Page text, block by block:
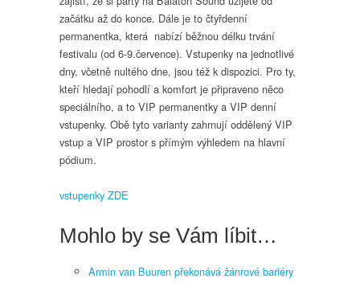
začátku až do konce. Dále je to čtyřdenní
permanentka, která nabízí běžnou délku trvání
festivalu (od 6-9.července). Vstupenky na jednotlivé
dny, včetně nultého dne, jsou též k dispozici. Pro ty,
kteří hledají pohodlí a komfort je připraveno něco
speciálního, a to VIP permanentky a VIP denní
vstupenky. Obě tyto varianty zahrnují oddělený VIP
vstup a VIP prostor s přímým výhledem na hlavní
pódium.
vstupenky ZDE
Mohlo by se Vám líbit…
Armin van Buuren překonává žánrové bariéry